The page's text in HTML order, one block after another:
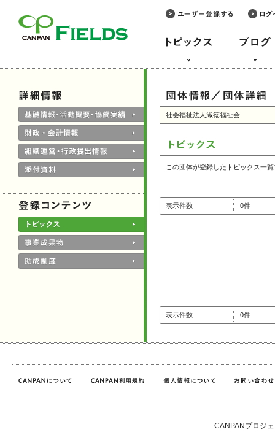
社会福祉法人淑徳福祉会
この団体が登録したトピックス一
表示件数 0件
表示件数 0件
CANPANプロジ